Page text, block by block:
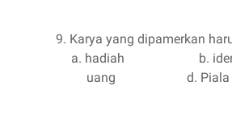
9. Karya yang dipamerkan
a. hadiah b.
uang
d. Piala